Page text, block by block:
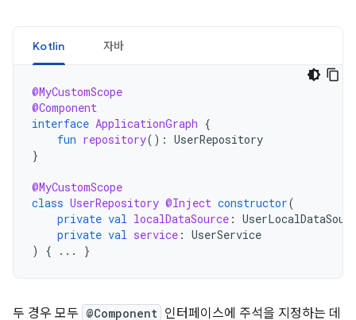
Kotlin 자바
@MyCustomScope
@Component
interface ApplicationGraph {
fun repository(): UserRepository
}
@MyCustomScope
class UserRepository @Inject constructor(
private val localDataSource :
private val service : UserService
)
{ ... }
두 경우 모두 @Component 인터페이스에 주석을 지정하는 데